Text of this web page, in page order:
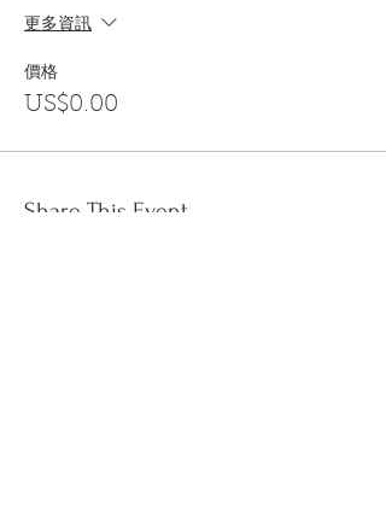
更多資訊
價格
US$0.00
Share This Event